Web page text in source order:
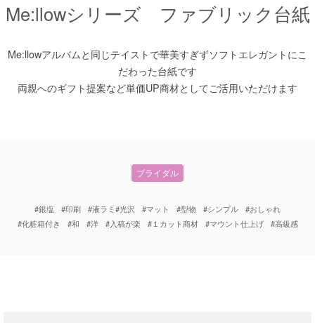
Me:llowシリーズ ファブリック台紙
Me:llowアルバムと同じテイストで華美すぎずソフトエレガントにこ
だわった台紙です
両親へのギフト提案など単価UP商材としてご活用いただけます
ブライダル
#銀塩 #印刷 #液ラミ#光沢 #マット #型物 #シンプル
#おしゃれ
#化粧箱付き
#和 #洋 #入稿が楽 #１カット商材 #マウント仕上げ #高級感